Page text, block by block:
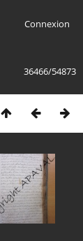
Connexion
36466/54873